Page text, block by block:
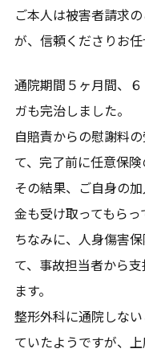
ご本人は被害者請求
が、信頼くださりお任
通院期間５ヶ月間、
ガも完治しました。
自賠責からの慰謝料
て、完了前に任意保険
その結果、ご自身の
金も受け取ってもらっ
ちなみに、人身傷害
て、事故担当者から
ます。
整形外科に通院しな
ていたようですが、